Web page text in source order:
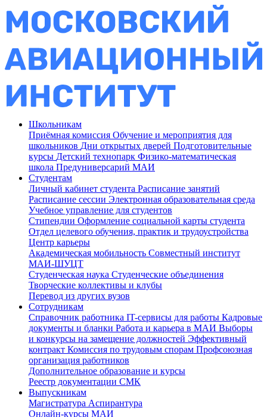
Школьникам
Приёмная комиссия Обучение и мероприятия для
школьников Дни открытых дверей Подготовительные
курсы Детский технопарк Физико-математическая
школа Предуниверсарий МАИ
Студентам
Личный кабинет студента Расписание занятий
Расписание сессии Электронная образовательная среда
Учебное управление для студентов
Стипендии Оформление социальной карты студента
Отдел целевого обучения, практик и трудоустройства
Центр карьеры
Академическая мобильность Совместный институт
МАИ-ШУЦТ
Студенческая наука Студенческие объединения
Творческие коллективы и клубы
Перевод из других вузов
Сотрудникам
Cправочник работника IT-сервисы для работы Кадровые
документы и бланки Работа и карьера в МАИ Выборы
и конкурсы на замещение должностей Эффективный
контракт Комиссия по трудовым спорам Профсоюзная
организация работников
Дополнительное образование и курсы
Реестр документации СМК
Выпускникам
Магистратура Аспирантура
Онлайн-курсы МАИ